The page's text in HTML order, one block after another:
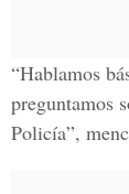
“Hablamos
preguntamos
Policía”,